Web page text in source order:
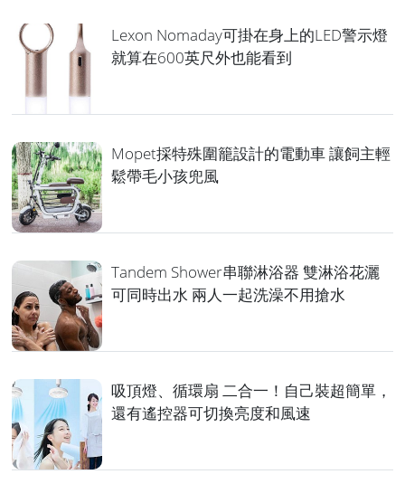
Lexon Nomaday可掛在身上的LED警示燈
就算在600英尺外也能看到
Mopet採特殊圍籠設計的電動車 讓飼主輕
鬆帶毛小孩兜風
Tandem Shower串聯淋浴器 雙淋浴花灑
可同時出水 兩人一起洗澡不用搶水
吸頂燈、循環扇 二合一！自己裝超簡單，
還有遙控器可切換亮度和風速